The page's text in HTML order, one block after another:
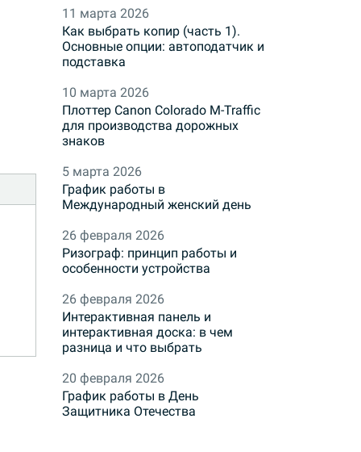
11 марта 2026
Как выбрать копир (часть 1).
Основные опции: автоподатчик и
подставка
10 марта 2026
Плоттер Canon Colorado M-Traffic
для производства дорожных
знаков
5 марта 2026
График работы в
Международный женский день
26 февраля 2026
Ризограф: принцип работы и
особенности устройства
26 февраля 2026
Интерактивная панель и
интерактивная доска: в чем
разница и что выбрать
20 февраля 2026
График работы в День
Защитника Отечества